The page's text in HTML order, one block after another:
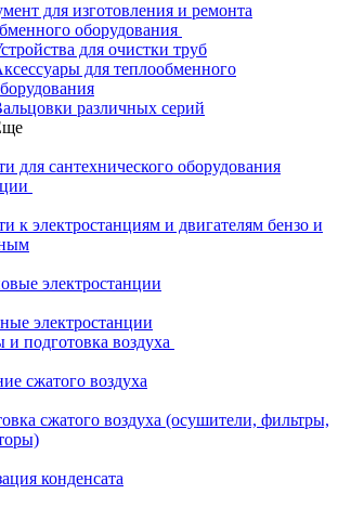
для изготовления и ремонта
оборудования
для очистки труб
для теплообменного
различных серий
для сантехнического оборудования
к электростанциям и двигателям бензо и
электростанции
электростанции
подготовка воздуха
сжатого воздуха
сжатого воздуха (осушители, фильтры,
конденсата